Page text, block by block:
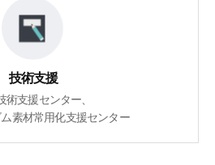
技術支援
術支援センター、
素材常用化支援センター